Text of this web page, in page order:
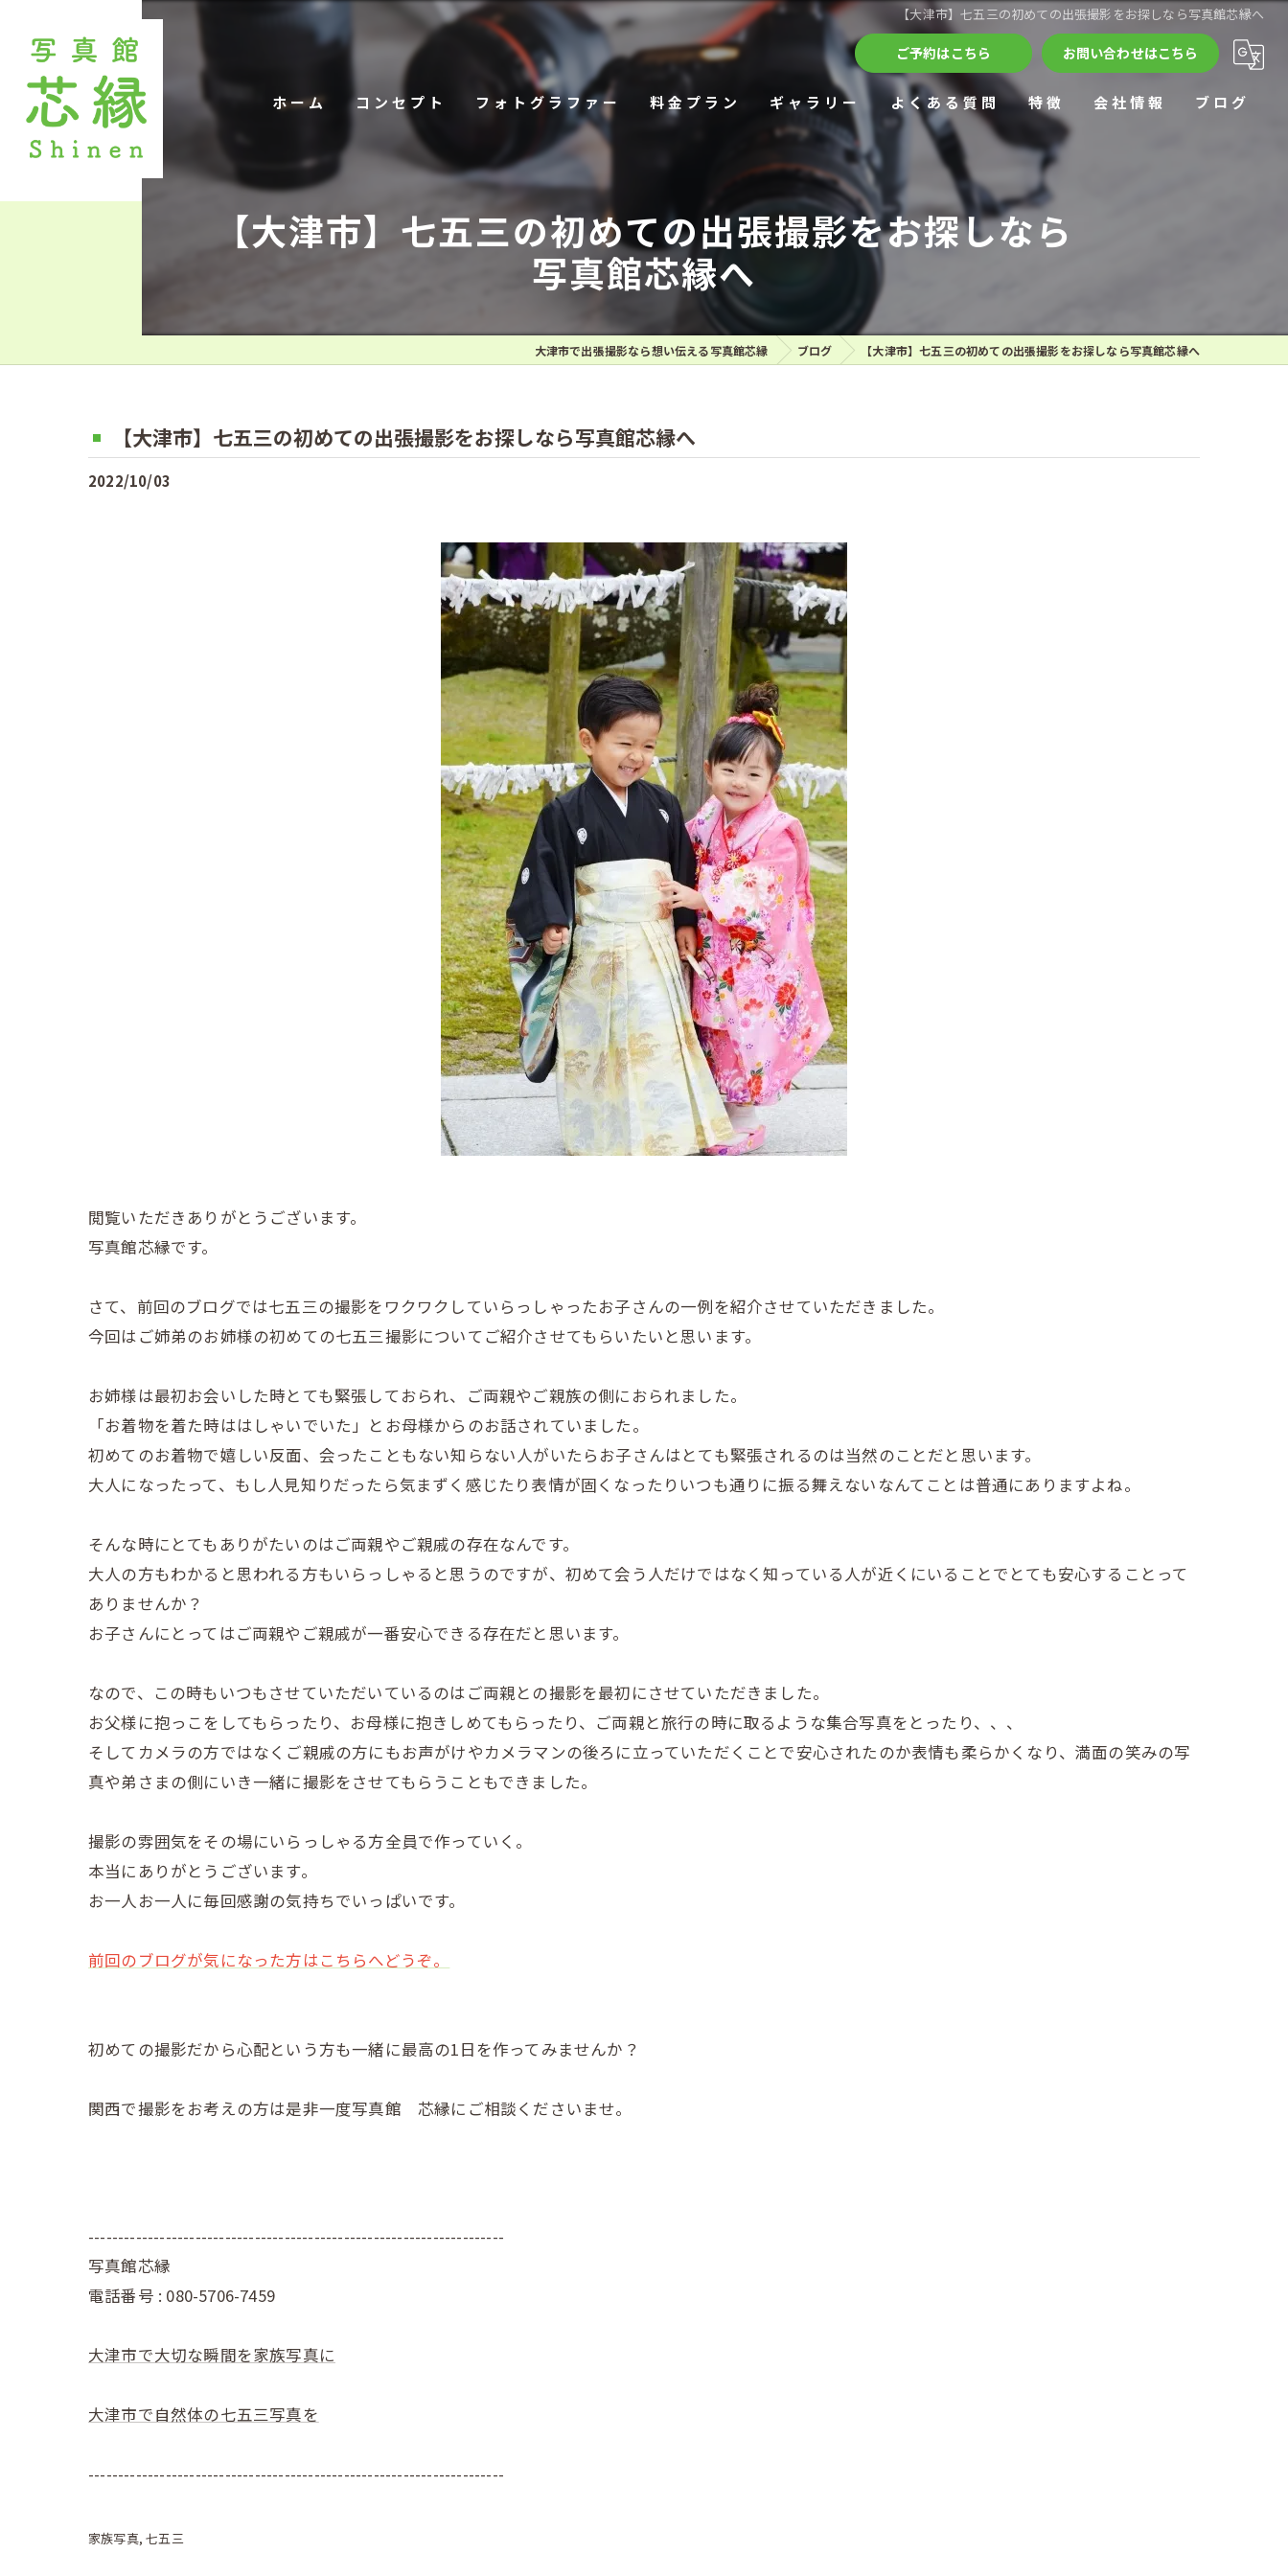
【大津市】七五三の初めての出張撮影をお探しなら写真館芯縁へ
ご予約はこちら お問い合わせはこちら
ホーム コンセプト フォトグラファー 料金プラン ギャラリー よくある質問 特徴
家族写真
遺影撮影
アルバム
会社情報 ブログ
【大津市】七五三の初めての出張撮影をお探しなら
写真館芯縁へ
大津市で出張撮影なら想い伝える写真館芯縁 ブログ 【大津市】七五三の初めての出張撮影をお探しなら写真館芯縁へ
【大津市】七五三の初めての出張撮影をお探しなら写真館芯縁へ
2022/10/03
閲覧いただきありがとうございます。
写真館芯縁です。
さて、前回のブログでは七五三の撮影をワクワクしていらっしゃったお子さんの一例を紹介させていただきました。
今回はご姉弟のお姉様の初めての七五三撮影についてご紹介させてもらいたいと思います。
お姉様は最初お会いした時とても緊張しておられ、ご両親やご親族の側におられました。
「お着物を着た時ははしゃいでいた」とお母様からのお話されていました。
初めてのお着物で嬉しい反面、会ったこともない知らない人がいたらお子さんはとても緊張されるのは当然のことだと思います。
大人になったって、もし人見知りだったら気まずく感じたり表情が固くなったりいつも通りに振る舞えないなんてことは普通にありますよね。
そんな時にとてもありがたいのはご両親やご親戚の存在なんです。
大人の方もわかると思われる方もいらっしゃると思うのですが、初めて会う人だけではなく知っている人が近くにいることでとても安心することって
ありませんか？
お子さんにとってはご両親やご親戚が一番安心できる存在だと思います。
なので、この時もいつもさせていただいているのはご両親との撮影を最初にさせていただきました。
お父様に抱っこをしてもらったり、お母様に抱きしめてもらったり、ご両親と旅行の時に取るような集合写真をとったり、、、
そしてカメラの方ではなくご親戚の方にもお声がけやカメラマンの後ろに立っていただくことで安心されたのか表情も柔らかくなり、満面の笑みの写
真や弟さまの側にいき一緒に撮影をさせてもらうこともできました。
撮影の雰囲気をその場にいらっしゃる方全員で作っていく。
本当にありがとうございます。
お一人お一人に毎回感謝の気持ちでいっぱいです。
前回のブログが気になった方はこちらへどうぞ。
初めての撮影だから心配という方も一緒に最高の1日を作ってみませんか？
関西で撮影をお考えの方は是非一度写真館 芯縁にご相談くださいませ。
----------------------------------------------------------------------
写真館芯縁
電話番号 : 080-5706-7459
大津市で大切な瞬間を家族写真に
大津市で自然体の七五三写真を
----------------------------------------------------------------------
家族写真 七五三